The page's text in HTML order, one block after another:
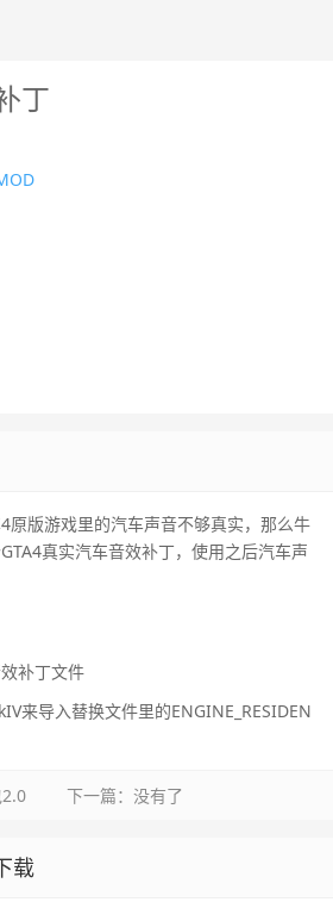
丁
原版游戏里的汽车声音不够真实，那么牛
真实汽车音效补丁，使用之后汽车声
补丁文件
来导入替换文件里的ENGINE_RESIDEN
下一篇：没有了
载